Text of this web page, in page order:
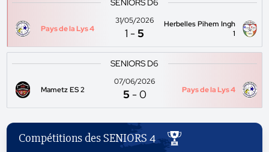
SENIORS D6
Pays de la Lys 4
31/05/2026
1 -5
Herbelles Pihem Ingh
1
SENIORS D6
Mametz ES 2
07/06/2026
5 -0 Pays de la Lys 4
Compétitions des SENIORS 4